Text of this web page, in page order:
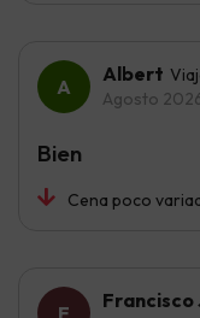
Albert
Agosto
Cena poco
Bien
Francisco